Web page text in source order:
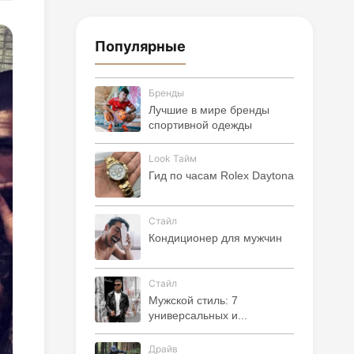
Популярные
Бренды
Лучшие в мире бренды
спортивной одежды
Look Тайм
Гид по часам Rolex Daytona
Стайл
Кондиционер для мужчин
Стайл
Мужской стиль: 7
универсальных и...
Драйв